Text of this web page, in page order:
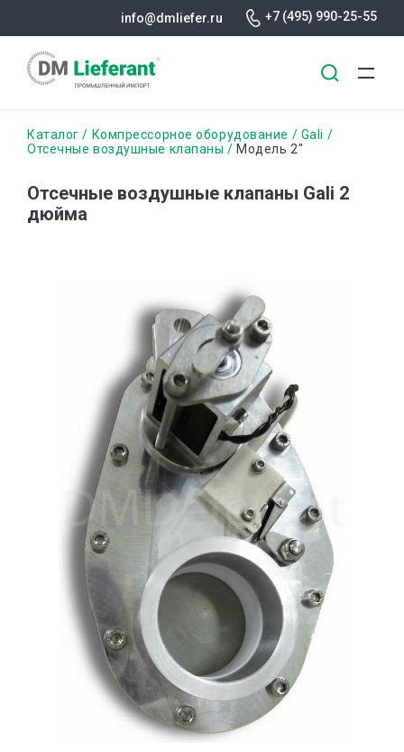
содержанию
info@dmliefer.ru +7 (495) 990-25-55
Строка
Каталог Компрессорное оборудование
Gali
Отсечные воздушные клапаны
Модель 2″
Отсечные воздушные клапаны Gali 2
дюйма